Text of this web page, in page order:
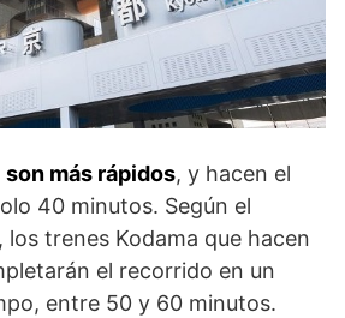
más rápidos, y hacen el
40 minutos. Según el
trenes Kodama que hacen
el recorrido en un
entre 50 y 60 minutos.